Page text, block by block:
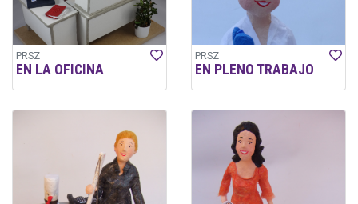
PRSZ
EN LA OFICINA
PRSZ
EN PLENO TRABAJO